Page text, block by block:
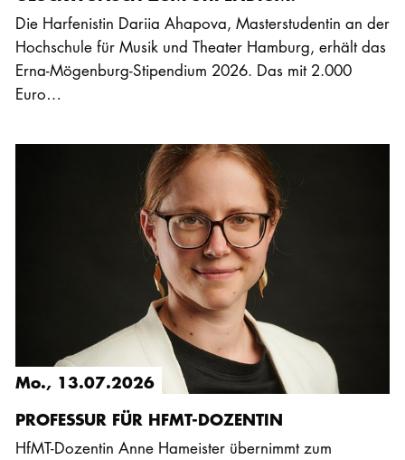
Die Harfenistin Dariia Ahapova, Masterstudentin an der
Hochschule für Musik und Theater Hamburg, erhält das
Erna-Mögenburg-Stipendium 2026. Das mit 2.000
Euro…
Mo., 13.07.2026
PROFESSUR FÜR HFMT-DOZENTIN
HfMT-Dozentin Anne Hameister übernimmt zum